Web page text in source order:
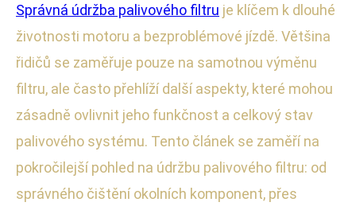
Správná údržba palivového filtru je klíčem k dlouhé
životnosti motoru a bezproblémové jízdě. Většina
řidičů se zaměřuje pouze na samotnou výměnu
filtru, ale často přehlíží další aspekty, které mohou
zásadně ovlivnit jeho funkčnost a celkový stav
palivového systému. Tento článek se zaměří na
pokročilejší pohled na údržbu palivového filtru: od
správného čištění okolních komponent, přes